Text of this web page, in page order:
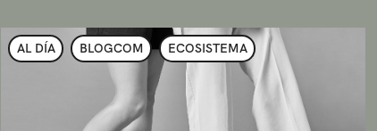
AL DÍA BLOGCOM ECOSISTEMA